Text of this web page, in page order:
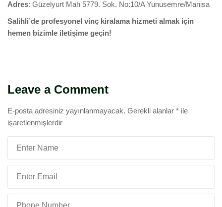
Adres: Güzelyurt Mah 5779. Sok. No:10/A Yunusemre/Manisa
Salihli’de profesyonel vinç kiralama hizmeti almak için
hemen bizimle iletişime geçin!
Leave a Comment
E-posta adresiniz yayınlanmayacak. Gerekli alanlar * ile
işaretlenmişlerdir